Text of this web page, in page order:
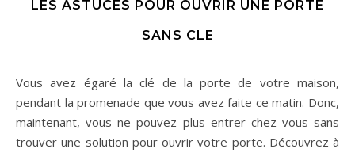
LES ASTUCES POUR OUVRIR UNE PORTE
SANS CLE
Vous avez égaré la clé de la porte de votre maison,
pendant la promenade que vous avez faite ce matin. Donc,
maintenant, vous ne pouvez plus entrer chez vous sans
trouver une solution pour ouvrir votre porte. Découvrez à